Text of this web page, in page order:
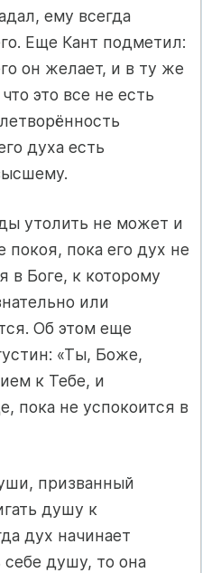
ему всегда
Еще Кант подметил:
он желает, и в ту же
это все не есть
духа есть
утолить не может и
покоя, пока его дух не
в Боге, к которому
или
Об этом еще
«Ты, Боже,
к Тебе, и
пока не успокоится в
призванный
душу к
дух начинает
себе душу, то она